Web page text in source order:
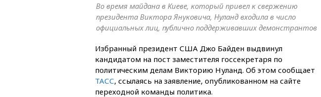
Во время майдана в Киеве, который привел к свержению
президента Виктора Януковича, Нуланд входила в число
официальных лиц, публично поддерживавших демонстрантов
Избранный президент США Джо Байден выдвинул
кандидатом на пост заместителя госсекретаря по
политическим делам Викторию Нуланд. Об этом сообщает
ТАСС, ссылаясь на заявление, опубликованном на сайте
переходной команды политика.